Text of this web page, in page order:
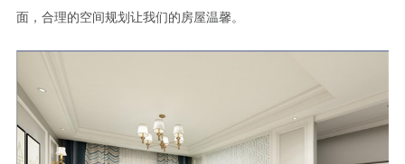
面，合理的空间规划让我们的房屋温馨。